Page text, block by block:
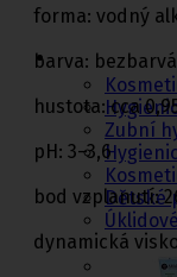
hygiena,
pleny
Zubní
Dětské
forma: vodný
barva: bezbarvá
hustota: cca
pH: 3–3,6
bod vzplanutí:
dynamická